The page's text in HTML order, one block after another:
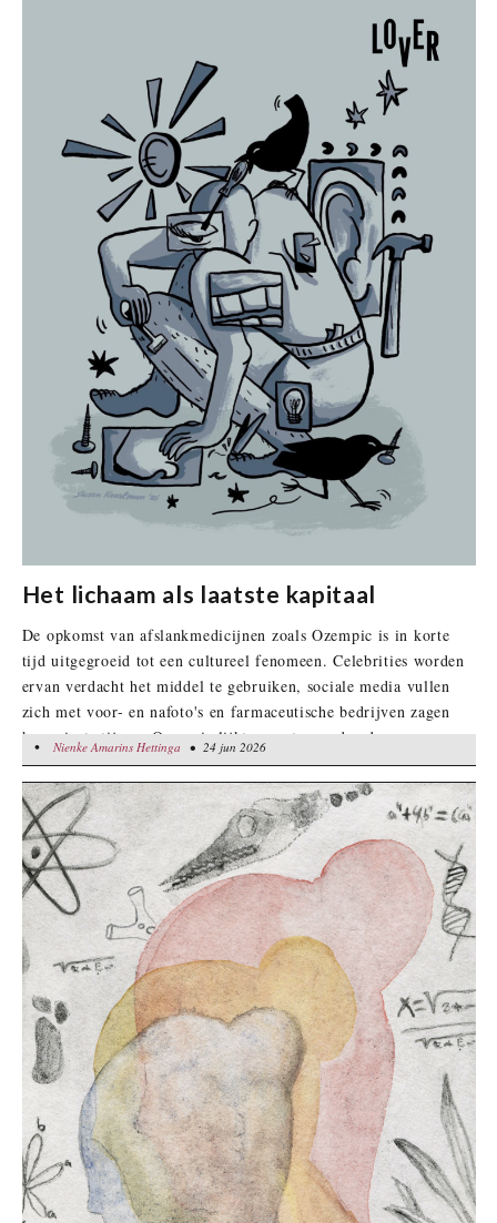
Het lichaam als laatste kapitaal
De opkomst van afslankmedicijnen zoals Ozempic is in korte
tijd uitgegroeid tot een cultureel fenomeen. Celebrities worden
ervan verdacht het middel te gebruiken, sociale media vullen
zich met voor- en nafoto's en farmaceutische bedrijven zagen
hun winst stijgen. Ozempic lijkt meer te worden dan een
‘geneesmiddel’, het is een symbool van een tijdperk.
Nienke Amarins Hettinga• 24 jun 2026
•Nienke Amarins Hettinga • 24 jun 2026